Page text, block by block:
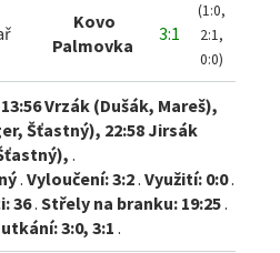
Kovo
Palmovka
3:1
(1:0,
2:1,
0:0)
Vrzák (Dušák, Mareš),
Šťastný), 22:58 Jirsák
.
. Vyloučení: 3:2. Využití: 0:0.
36. Střely na branku: 19:25.
3:0, 3:1 .